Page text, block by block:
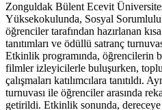
Zonguldak Bülent Ecevit
Yüksekokulunda, Sosyal
öğrenciler tarafından hazırlanan
tanıtımları ve ödüllü satranç
Etkinlik programında, öğrencilerin
filmler izleyicilerle buluşurken,
çalışmaları katılımcılara tanıtıldı.
turnuvası ile öğrenciler arasında
getirildi. Etkinlik sonunda,